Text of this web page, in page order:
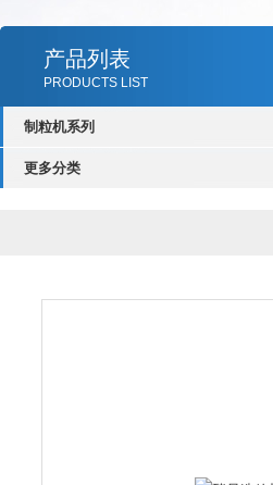
产品列表
PRODUCTS LIST
制粒机系列
更多分类